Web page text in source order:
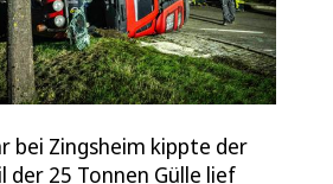
bei Zingsheim kippte der
der 25 Tonnen Gülle lief